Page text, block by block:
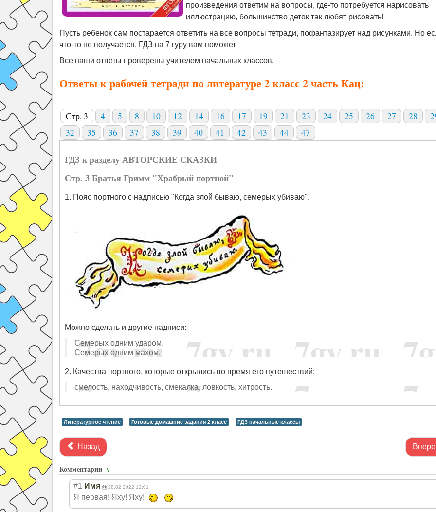
произведения ответим на вопросы, где-то потребуется нарисовать
иллюстрацию, большинство деток так любят рисовать!
Пусть ребенок сам постарается ответить на все вопросы тетради, пофантазирует над рисунками. Но
что-то не получается, ГДЗ на 7 гуру вам поможет.
Все наши ответы проверены учителем начальных классов.
Ответы к рабочей тетради по литературе 2 класс 2 часть Кац:
Стр. 3 4 5 8 10 12 14 16 17 19 21 23 24 25 26 27 28
32
35 36 37 38 39 40 41 42 43 44 47
ГДЗ к разделу АВТОРСКИЕ СКАЗКИ
Стр. 3 Братья Гримм "Храбрый портной"
1. Пояс портного с надписью "Когда злой бываю, семерых убиваю".
Можно сделать и другие надписи:
Семерых одним ударом.
Семерых одним махом.
2. Качества портного, которые открылись во время его путешествий:
смелость, находчивость, смекалка, ловкость, хитрость.
Литературное чтение Готовые домашние задания 2 класс ГДЗ начальные классы
Назад
Комментарии
#1 Имя 28.02.2022 12:01
Я первая! Яху! Яху!